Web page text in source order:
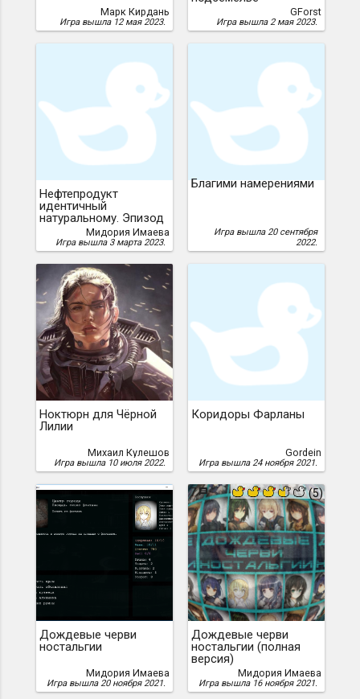
Марк Кирдань
Игра вышла 12 мая 2023.
GForst
Игра вышла 2 мая 2023.
Нефтепродукт
идентичный
натуральному. Эпизод
Мидория Имаева
Игра вышла 3 марта 2023.
Благими намерениями
Игра вышла 20 сентября
2022.
Ноктюрн для Чёрной
Лилии
Михаил Кулешов
Игра вышла 10 июля 2022.
Коридоры Фарланы
Gordein
Игра вышла 24 ноября 2021.
Дождевые черви
ностальгии
Мидория Имаева
Игра вышла 20 ноября 2021.
7 (5)
Дождевые черви
ностальгии (полная
версия)
Мидория Имаева
Игра вышла 16 ноября 2021.